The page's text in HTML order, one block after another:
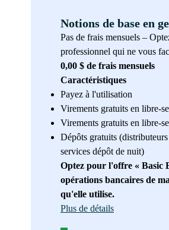
Notions de base en
Pas de frais mensuels –
professionnel qui ne vous
0,00 $ de frais mensuels
Caractéristiques
Payez à l'utilisation
Virements gratuits en libre-
Virements gratuits en libre-
Dépôts gratuits
services dépôt de nuit)
Optez pour l'offre « Basic
opérations bancaires de
qu'elle utilise.
Plus de détails